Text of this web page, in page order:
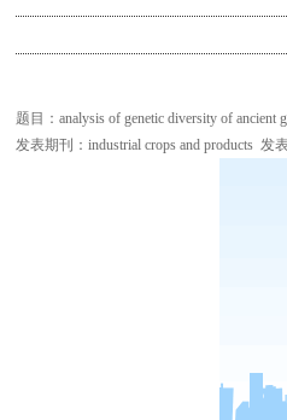
题目：analysis of genetic diversity of ancient
发表期刊：industrial crops and products 发